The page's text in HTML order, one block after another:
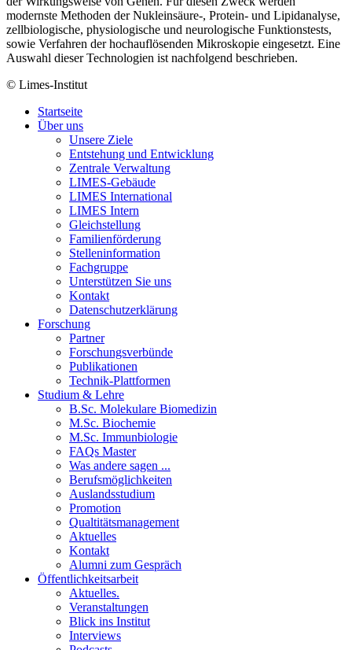
modernste Methoden der Nukleinsäure-, Protein- und Lipidanalyse,
zellbiologische, physiologische und neurologische Funktionstests,
sowie Verfahren der hochauflösenden Mikroskopie eingesetzt. Eine
Auswahl dieser Technologien ist nachfolgend beschrieben.
© Limes-Institut
Startseite
Über uns
Unsere Ziele
Entstehung und Entwicklung
Zentrale Verwaltung
LIMES-Gebäude
LIMES International
LIMES Intern
Gleichstellung
Familienförderung
Stelleninformation
Fachgruppe
Unterstützen Sie uns
Kontakt
Datenschutzerklärung
Forschung
Partner
Forschungsverbünde
Publikationen
Technik-Plattformen
Studium & Lehre
B.Sc. Molekulare Biomedizin
M.Sc. Biochemie
M.Sc. Immunbiologie
FAQs Master
Was andere sagen ...
Berufsmöglichkeiten
Auslandsstudium
Promotion
Qualtitätsmanagement
Aktuelles
Kontakt
Alumni zum Gespräch
Öffentlichkeitsarbeit
Aktuelles.
Veranstaltungen
Blick ins Institut
Interviews